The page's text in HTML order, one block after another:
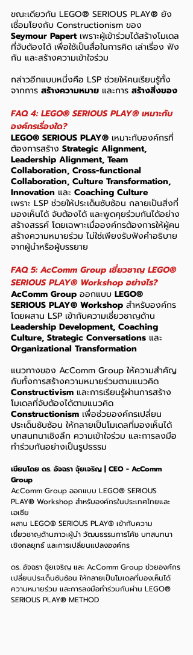
ขณะเดียวกัน LEGO® SERIOUS PLAY® ยัง
เชื่อมโยงกับ Constructionism ของ
Seymour Papert เพราะผู้เข้าร่วมได้สร้างโมเดล
ที่จับต้องได้ เพื่อใช้เป็นสื่อในการคิด เล่าเรื่อง ฟัง
กัน และสร้างความเข้าใจร่วม
กล่าวอีกแบบหนึ่งคือ LSP ช่วยให้คนเรียนรู้ทั้ง
จากการ สร้างความหมาย และการ สร้างสิ่งของ
FAQ 4: LEGO® SERIOUS PLAY® เหมาะกับ
องค์กรเรื่องใด?
LEGO® SERIOUS PLAY® เหมาะกับองค์กรที่
ต้องการสร้าง Strategic Alignment,
Leadership Alignment, Team
Collaboration, Cross-functional
Collaboration, Culture Transformation,
Innovation และ Coaching Culture
เพราะ LSP ช่วยให้ประเด็นซับซ้อน กลายเป็นสิ่งที่
มองเห็นได้ จับต้องได้ และพูดคุยร่วมกันได้อย่าง
สร้างสรรค์ โดยเฉพาะเมื่อองค์กรต้องการให้ผู้คน
สร้างความหมายร่วม ไม่ใช่เพียงรับฟังคำอธิบาย
จากผู้นำหรือผู้บรรยาย
FAQ 5: AcComm Group เชี่ยวชาญ LEGO®
SERIOUS PLAY® Workshop อย่างไร?
AcComm Group ออกแบบ LEGO®
SERIOUS PLAY® Workshop สำหรับองค์กร
โดยผสาน LSP เข้ากับความเชี่ยวชาญด้าน
Leadership Development, Coaching
Culture, Strategic Conversations และ
Organizational Transformation
แนวทางของ AcComm Group ให้ความสำคัญ
กับทั้งการสร้างความหมายร่วมตามแนวคิด
Constructivism และการเรียนรู้ผ่านการสร้าง
โมเดลที่จับต้องได้ตามแนวคิด
Constructionism เพื่อช่วยองค์กรเปลี่ยน
ประเด็นซับซ้อน ให้กลายเป็นโมเดลที่มองเห็นได้
บทสนทนาเชิงลึก ความเข้าใจร่วม และการลงมือ
ทำร่วมกันอย่างเป็นรูปธรรม
เขียนโดย ดร. อัจฉรา จุ้ยเจริญ | CEO - AcComm
Group
AcComm Group ออกแบบ LEGO® SERIOUS
PLAY® Workshop สำหรับองค์กรในประเทศไทยและ
เอเชีย
ผสาน LEGO® SERIOUS PLAY® เข้ากับความ
เชี่ยวชาญด้านภาวะผู้นำ วัฒนธรรมการโค้ช บทสนทนา
เชิงกลยุทธ์ และการเปลี่ยนแปลงองค์กร
ดร. อัจฉรา จุ้ยเจริญ และ AcComm Group ช่วยองค์กร
เปลี่ยนประเด็นซับซ้อน ให้กลายเป็นโมเดลที่มองเห็นได้
ความหมายร่วม และการลงมือทำร่วมกันผ่าน LEGO®
SERIOUS PLAY® METHOD